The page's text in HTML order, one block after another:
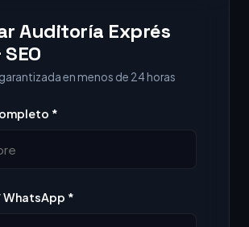
Auditoría Exprés
en menos de 24 horas
*
*